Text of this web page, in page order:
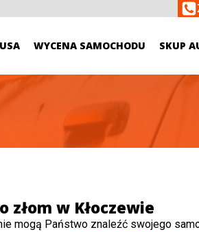
WYCENA SAMOCHODU SKUP
złom w Kłoczewie
mogą Państwo znaleźć swojego